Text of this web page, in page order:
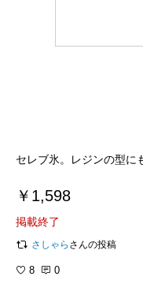
セレブ氷。レジンの型に
￥1,598
掲載終了
さしゃら さんの投稿
8 0